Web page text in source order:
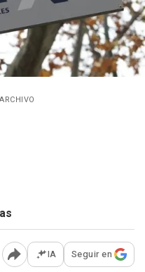
Abrir opciones para
IA Seguir en